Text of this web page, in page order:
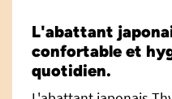
L'abattant
confortable et
quotidien.